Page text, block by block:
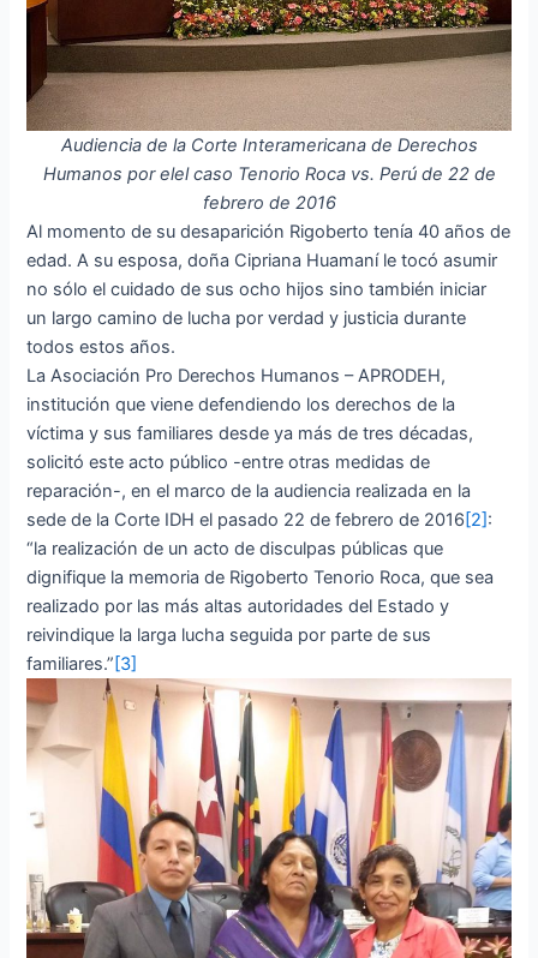
Audiencia de la Corte Interamericana de Derechos
Humanos por elel caso Tenorio Roca vs. Perú de 22 de
febrero de 2016
Al momento de su desaparición Rigoberto tenía 40 años de
edad. A su esposa, doña Cipriana Huamaní le tocó asumir
no sólo el cuidado de sus ocho hijos sino también iniciar
un largo camino de lucha por verdad y justicia durante
todos estos años.
La Asociación Pro Derechos Humanos – APRODEH,
institución que viene defendiendo los derechos de la
víctima y sus familiares desde ya más de tres décadas,
solicitó este acto público -entre otras medidas de
reparación-, en el marco de la audiencia realizada en la
sede de la Corte IDH el pasado 22 de febrero de 2016 [2]:
“la realización de un acto de disculpas públicas que
dignifique la memoria de Rigoberto Tenorio Roca, que sea
realizado por las más altas autoridades del Estado y
reivindique la larga lucha seguida por parte de sus
familiares.” [3]